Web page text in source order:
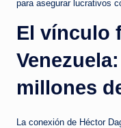
para asegurar lucrativos
El vínculo
millones
La conexión de Héctor